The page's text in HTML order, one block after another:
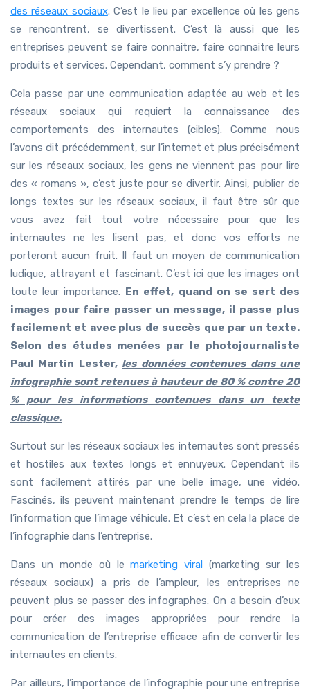
des réseaux sociaux. C’est le lieu par excellence où les gens
se rencontrent, se divertissent. C’est là aussi que les
entreprises peuvent se faire connaitre, faire connaitre leurs
produits et services. Cependant, comment s’y prendre ?
Cela passe par une communication adaptée au web et les
réseaux sociaux qui requiert la connaissance des
comportements des internautes (cibles). Comme nous
l’avons dit précédemment, sur l’internet et plus précisément
sur les réseaux sociaux, les gens ne viennent pas pour lire
des « romans », c’est juste pour se divertir. Ainsi, publier de
longs textes sur les réseaux sociaux, il faut être sûr que
vous avez fait tout votre nécessaire pour que les
internautes ne les lisent pas, et donc vos efforts ne
porteront aucun fruit. Il faut un moyen de communication
ludique, attrayant et fascinant. C’est ici que les images ont
toute leur importance. En effet, quand on se sert des
images pour faire passer un message, il passe plus
facilement et avec plus de succès que par un texte.
Selon des études menées par le photojournaliste
Paul Martin Lester, les données contenues dans une
infographie sont retenues à hauteur de 80 % contre 20
% pour les informations contenues dans un texte
classique.
Surtout sur les réseaux sociaux les internautes sont pressés
et hostiles aux textes longs et ennuyeux. Cependant ils
sont facilement attirés par une belle image, une vidéo.
Fascinés, ils peuvent maintenant prendre le temps de lire
l’information que l’image véhicule. Et c’est en cela la place de
l’infographie dans l’entreprise.
Dans un monde où lemarketing viral (marketing sur les
réseaux sociaux) a pris de l’ampleur, les entreprises ne
peuvent plus se passer des infographes. On a besoin d’eux
pour créer des images appropriées pour rendre la
communication de l’entreprise efficace afin de convertir les
internautes en clients.
Par ailleurs, l’importance de l’infographie pour une entreprise